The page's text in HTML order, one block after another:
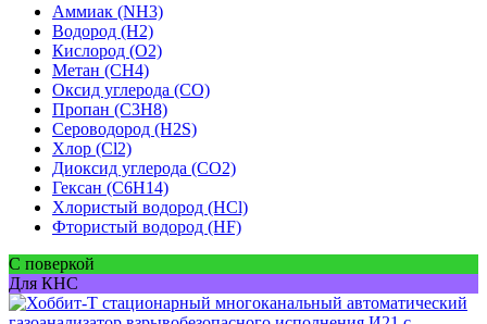
Аммиак (NH3)
Водород (H2)
Кислород (O2)
Метан (CH4)
Оксид углерода (CO)
Пропан (C3H8)
Сероводород (H2S)
Хлор (Cl2)
Диоксид углерода (CO2)
Гексан (C6H14)
Хлористый водород (HCl)
Фтористый водород (HF)
С поверкой
Для КНС